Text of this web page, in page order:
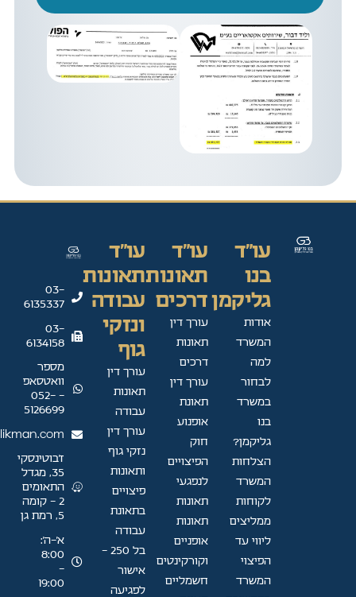
עו"ד
בנו
גליקמן
אודות
המשרד
למה
לבחור
במשרד
בנו
גליקמן?
הצלחות
המשרד
לקוחות
ממליצים
ליווי עד
הפיצוי
המשרד
עו"ד
תאונות
דרכים
עורך דין
תאונות
דרכים
עורך דין
תאונת
אופנוע
חוק
הפיצויים
לנפגעי
תאונות
תאונות
אופניים
וקורקינטים
חשמליים
עו"ד
תאונות
עבודה
ונזקי
גוף
עורך דין
תאונות
עבודה
עורך דין
נזקי גוף
ותאונות
פיצויים
בתאונת
עבודה
בל 250 -
אישור
לפגיעה
03-
6135337
03-
6134158
מספר
וואטסאפ
- 052-
5126699
ז'בוטינסקי
35, מגדל
התאומים
2 - קומה
5, רמת גן
א׳–ה׳:
8:00
-
19:00